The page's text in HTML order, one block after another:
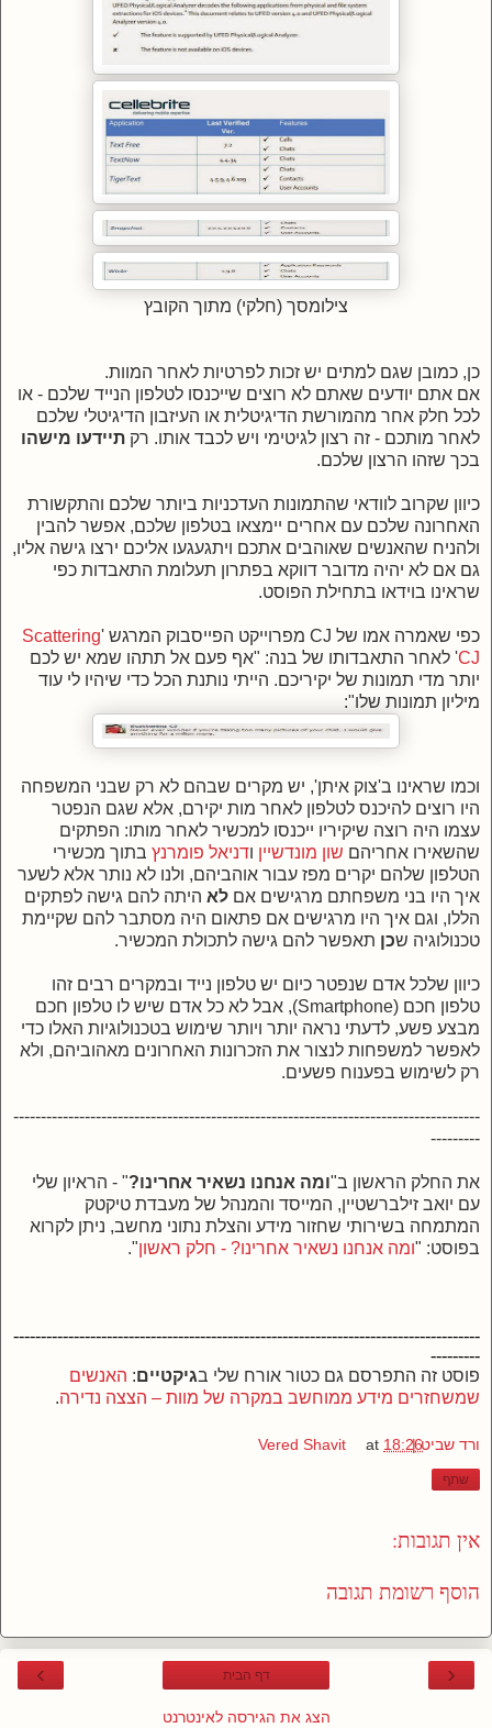
צילומסך (חלקי) מתוך הקובץ
כן, כמובן שגם למתים יש זכות לפרטיות לאחר המוות.
אם אתם יודעים שאתם לא רוצים שייכנסו לטלפון הנייד שלכם - או
לכל חלק אחר מהמורשת הדיגיטלית או העיזבון הדיגיטלי שלכם
לאחר מותכם - זה רצון לגיטימי ויש לכבד אותו. רק תיידעו מישהו
בכך שזהו הרצון שלכם.
כיוון שקרוב לוודאי שהתמונות העדכניות ביותר שלכם והתקשורת
האחרונה שלכם עם אחרים יימצאו בטלפון שלכם, אפשר להבין
ולהניח שהאנשים שאוהבים אתכם ויתגעגעו אליכם ירצו גישה אליו,
גם אם לא יהיה מדובר דווקא בפתרון תעלומת התאבדות כפי
שראינו בוידאו בתחילת הפוסט.
כפי שאמרה אמו של CJ מפרוייקט הפייסבוק המרגש '
Scattering
CJ' לאחר התאבדותו של בנה: "אף פעם אל תתהו שמא יש לכם
יותר מדי תמונות של יקיריכם. הייתי נותנת הכל כדי שיהיו לי עוד
מיליון תמונות שלו":
וכמו שראינו ב'צוק איתן', יש מקרים שבהם לא רק שבני המשפחה
היו רוצים להיכנס לטלפון לאחר מות יקירם, אלא שגם הנפטר
עצמו היה רוצה שיקיריו ייכנסו למכשיר לאחר מותו: הפתקים
שהשאירו אחריהם שון מונדשיין ודניאל פומרנץ בתוך מכשירי
הטלפון שלהם יקרים מפז עבור אוהביהם, ולנו לא נותר אלא לשער
איך היו בני משפחתם מרגישים אם לא היתה להם גישה לפתקים
הללו, וגם איך היו מרגישים אם פתאום היה מסתבר להם שקיימת
טכנולוגיה שכן תאפשר להם גישה לתכולת המכשיר.
כיוון שלכל אדם שנפטר כיום יש טלפון נייד ובמקרים רבים זהו
טלפון חכם (Smartphone), אבל לא כל אדם שיש לו טלפון חכם
מבצע פשע, לדעתי נראה יותר ויותר שימוש בטכנולוגיות האלו כדי
לאפשר למשפחות לנצור את הזכרונות האחרונים מאהוביהם, ולא
רק לשימוש בפענוח פשעים.
-------------------------------------------------------------------------------------
---------
את החלק הראשון ב"ומה אנחנו נשאיר אחרינו?" - הראיון שלי
עם יואב זילברשטיין, המייסד והמנהל של מעבדת טיקטק
המתמחה בשירותי שחזור מידע והצלת נתוני מחשב, ניתן לקרוא
בפוסט: "ומה אנחנו נשאיר אחרינו? - חלק ראשון".
-------------------------------------------------------------------------------------
---------
פוסט זה התפרסם גם כטור אורח שלי בגיקטיים: האנשים
שמשחזרים מידע ממוחשב במקרה של מוות – הצצה נדירה.
ורד שביט | Vered Shavit at 18:26
שתף
אין תגובות:
הוסף רשומת תגובה
‹
› דף הבית
הצג את הגירסה לאינטרנט